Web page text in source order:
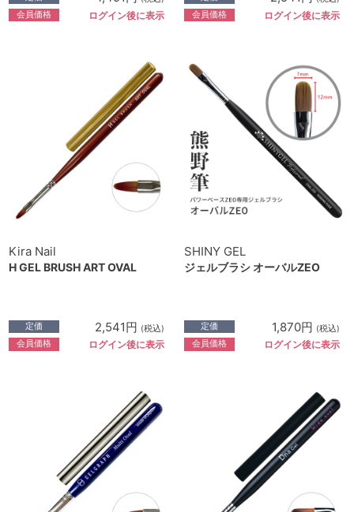
会員価格 ログイン後に表示 会員価格 ログイン後に表示
Kira Nail
H GEL BRUSH ART OVAL
定価 2,541円 (税込)
会員価格 ログイン後に表示
SHINY GEL
ジェルブラシ オーバルZEO
定価 1,870円 (税込)
会員価格 ログイン後に表示